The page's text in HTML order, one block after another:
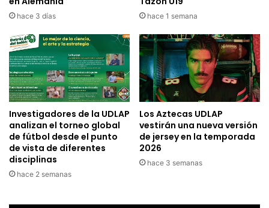
hace 3 días hace 1 semana
Investigadores de la UDLAP
analizan el torneo global
de fútbol desde el punto
de vista de diferentes
disciplinas
hace 2 semanas
Los Aztecas UDLAP
vestirán una nueva versión
de jersey en la temporada
2026
hace 3 semanas